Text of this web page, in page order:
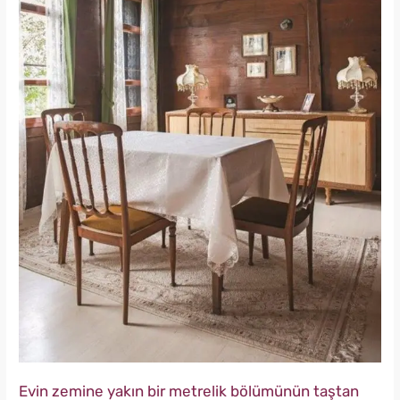
Evin zemine yakın bir metrelik bölümünün taştan